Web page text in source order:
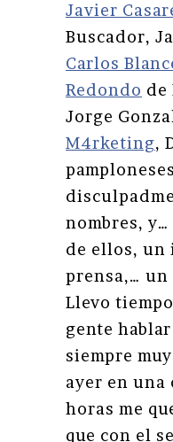
Javier
Buscador,
Carlos
Redondo de
Jorge
M4rketing,
nombres,
de ellos,
prensa,…
Llevo
gente hablar
siempre
ayer en una
horas me
que con el